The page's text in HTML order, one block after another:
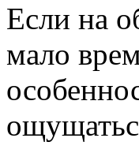
Если на
мало